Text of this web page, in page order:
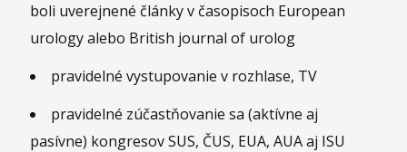
boli uverejnené články v časopisoch European
urology alebo British journal of urolog
pravidelné vystupovanie v rozhlase, TV
pravidelné zúčastňovanie sa (aktívne aj
pasívne) kongresov SUS, ČUS, EUA, AUA aj ISU